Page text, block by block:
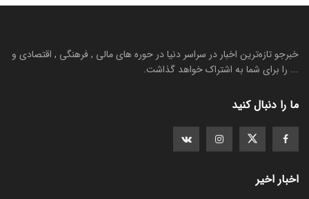
خبرجو تازه‌ترین اخبار در سراسر دنیا در حوره های مالی , فرهنگی , اقتصادی و
... را برای شما به اشتراک خواهد گذاشت.
ما را دنبال کنید
اخبار اخیر